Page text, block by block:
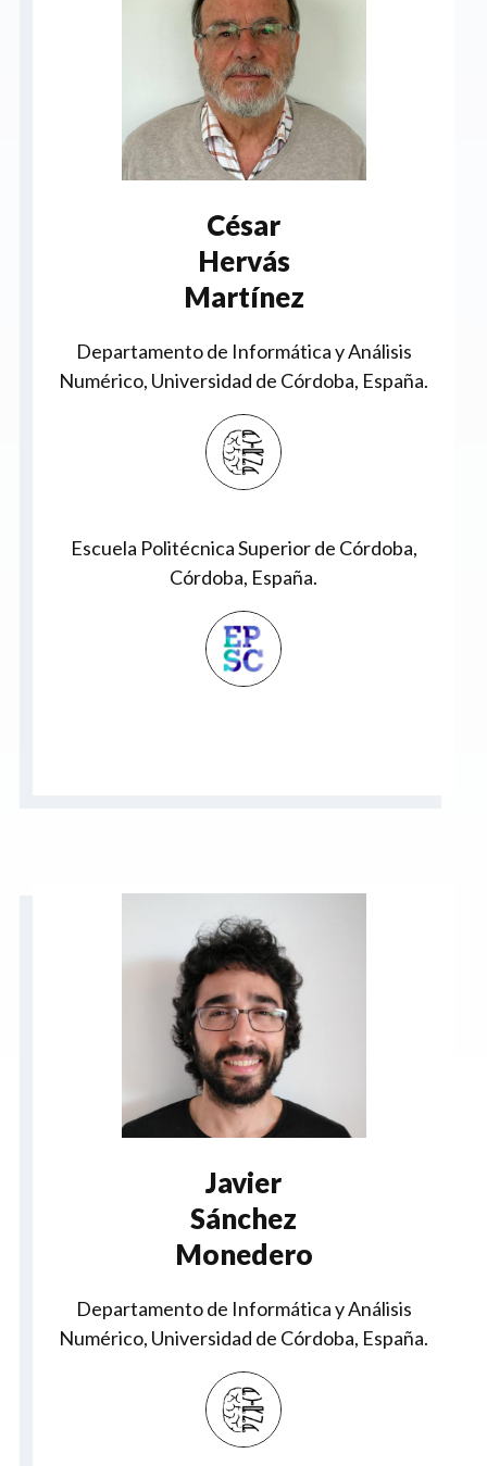
César
Hervás
Martínez
Departamento de Informática y Análisis
Numérico, Universidad de Córdoba, España.
Escuela Politécnica Superior de Córdoba,
Córdoba, España.
Javier
Sánchez
Monedero
Departamento de Informática y Análisis
Numérico, Universidad de Córdoba, España.